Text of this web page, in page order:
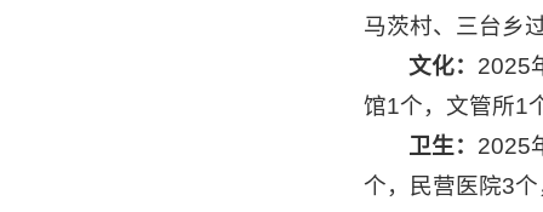
马茨村、三台乡
文化： 2025
馆1个，文管所1
卫生： 2025
个，民营医院3